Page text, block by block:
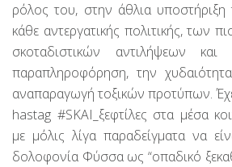
ρόλος του, στην άθλια
κάθε αντεργατικής πολιτικής, των
σκοταδιστικών αντιλήψεων
παραπληροφόρηση, την
αναπαραγωγή τοξικών προτύπων.
hastag #SKAI_ξεφτίλες στα μέσα
με μόλις λίγα παραδείγματα να
δολοφονία Φύσσα ως “οπαδικό